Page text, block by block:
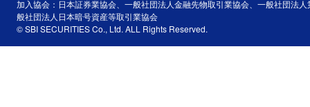
加入協会：日本証券業協会、一般社団法人金融先物取引業協会、一般社団法
般社団法人日本暗号資産等取引業協会
© SBI SECURITIES Co., Ltd. ALL Rights Reserved.